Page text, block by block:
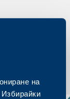
на
Избирайки